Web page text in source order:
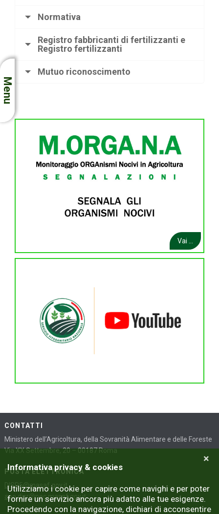
Menu
Normativa
Registro fabbricanti di fertilizzanti e
Registro fertilizzanti
Mutuo riconoscimento
Vai ...
CONTATTI
Ministero dell’Agricoltura, della Sovranità Alimentare e delle Foreste
Via XX Settembre, 20 – 00187 Roma
POSTA ELETTRONICA
DISR5@masaf.gov.it
aoo.disr@pec.masaf.gov.it
×
Informativa privacy & cookies
Utilizziamo i cookie per capire come navighi e per poter
fornire un servizio ancora più adatto alle tue esigenze.
Procedendo con la navigazione, dichiari di acconsentire